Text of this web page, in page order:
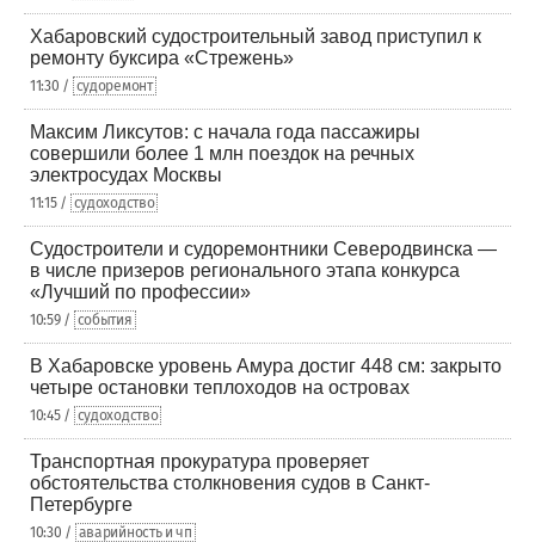
Хабаровский судостроительный завод приступил к
ремонту буксира «Стрежень»
11:30 / судоремонт
Максим Ликсутов: с начала года пассажиры
совершили более 1 млн поездок на речных
электросудах Москвы
11:15 / судоходство
Судостроители и судоремонтники Северодвинска —
в числе призеров регионального этапа конкурса
«Лучший по профессии»
10:59 / события
В Хабаровске уровень Амура достиг 448 см: закрыто
четыре остановки теплоходов на островах
10:45 / судоходство
Транспортная прокуратура проверяет
обстоятельства столкновения судов в Санкт-
Петербурге
10:30 / аварийность и чп